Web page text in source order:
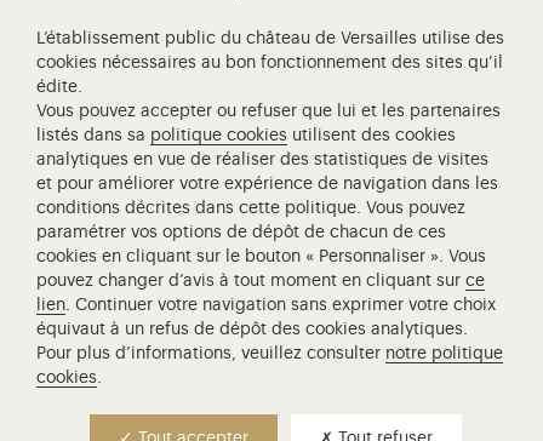
L'Opéra royal de Versailles
Centre de recherche du château de Versailles
Centre de Musique Baroque de Versailles
Réseau des Résidences Royales Européenne
Société des Amis de Versailles
Académie équestre nationale du domaine de Versailles
Campus Versailles
L’établissement public du château de Versailles utilise des
cookies nécessaires au bon fonctionnement des sites qu’il
édite.
Vous pouvez accepter ou refuser que lui et les partenaires
listés dans sa politique cookies utilisent des cookies
analytiques en vue de réaliser des statistiques de visites
et pour améliorer votre expérience de navigation dans les
conditions décrites dans cette politique. Vous pouvez
paramétrer vos options de dépôt de chacun de ces
cookies en cliquant sur le bouton « Personnaliser ». Vous
pouvez changer d’avis à tout moment en cliquant surce
lien. Continuer votre navigation sans exprimer votre choix
équivaut à un refus de dépôt des cookies analytiques.
Pour plus d’informations, veuillez consulter notre politique
cookies.